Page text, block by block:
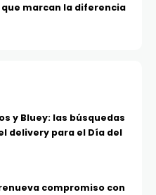
que marcan la diferencia
y Bluey: las búsquedas
delivery para el Día del
compromiso con